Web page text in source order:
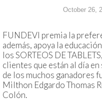
October 26,
FUNDEVI premia la
además, apoya la
los SORTEOS DE
clientes que están al día
de los muchos ganadores
Milthon Edgardo Thomas
Colón.